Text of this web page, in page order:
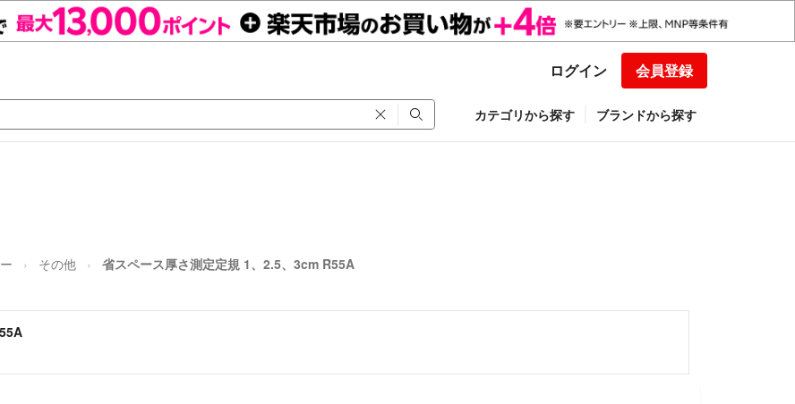
ログイン 会員登録
カテゴリから探す ブランドから探す
その他 省スペース厚さ測定定規 1、2.5、3cm R55A